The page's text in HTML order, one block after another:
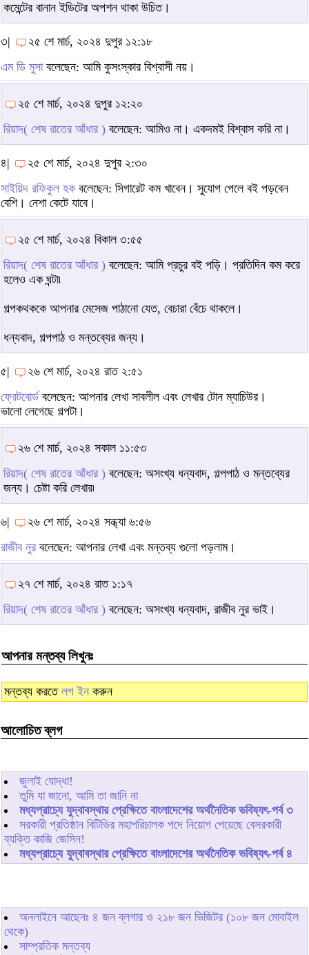
কমেন্টের বানান ইডিটের অপশন থাকা উচিত।
৩|
২৫ শে মার্চ, ২০২৪ দুপুর ১২:১৮
এম ডি মুসাবলেছেন: আমি কুসংস্কার বিশ্বাসী নয়।
২৫ শে মার্চ, ২০২৪ দুপুর ১২:২০
রিয়াদ( শেষ রাতের আঁধার ) বলেছেন: আমিও না। একদমই বিশ্বাস করি না।
৪|
২৫ শে মার্চ, ২০২৪ দুপুর ২:৩০
সাইয়িদ রফিকুল হকবলেছেন: সিগারেট কম খাবেন। সুযোগ পেলে বই পড়বেন
বেশি। নেশা কেটে যাবে।
২৫ শে মার্চ, ২০২৪ বিকাল ৩:৫৫
রিয়াদ( শেষ রাতের আঁধার ) বলেছেন: আমি প্রচুর বই পড়ি। প্রতিদিন কম করে
হলেও এক ঘন্টা৷
গল্পকথককে আপনার মেসেজ পাঠানো যেত, বেচারা বেঁচে থাকলে।
ধন্যবাদ, গল্পপাঠ ও মন্তব্যের জন্য।
৫|
২৬ শে মার্চ, ২০২৪ রাত ২:৫১
ফ্রেটবোর্ড বলেছেন: আপনার লেখা সাবলীল এবং লেখার টোন ম্যাচিউর।
ভালো লেগেছে গল্পটা।
২৬ শে মার্চ, ২০২৪ সকাল ১১:৫৩
রিয়াদ( শেষ রাতের আঁধার ) বলেছেন: অসংখ্য ধন্যবাদ, গল্পপাঠ ও মন্তব্যের
জন্য। চেষ্টা করি লেখার৷
৬|
২৬ শে মার্চ, ২০২৪ সন্ধ্যা ৬:৫৬
রাজীব নুর বলেছেন: আপনার লেখা এবং মন্তব্য গুলো পড়লাম।
২৭ শে মার্চ, ২০২৪ রাত ১:১৭
রিয়াদ( শেষ রাতের আঁধার ) বলেছেন: অসংখ্য ধন্যবাদ, রাজীব নুর ভাই।
আপনার মন্তব্য লিখুনঃ
মন্তব্য করতে লগ ইন করুন
আলোচিত ব্লগ
জুলাই যোদ্ধা!
তুমি যা জানো, আমি তা জানি না
মধ্যপ্রাচ্যে যুদ্বাবস্থার প্রেক্ষিতে বাংলাদেশের অর্থনৈতিক ভবিষ্যৎ-পর্ব ৩
সরকারী প্রতিষ্ঠান বিটিভির মহাপরিচালক পদে নিয়োগ পেয়েছে বেসরকারী
ব্যক্তি কাজি জেসিন!
মধ্যপ্রাচ্যে যুদ্বাবস্থার প্রেক্ষিতে বাংলাদেশের অর্থনৈতিক ভবিষ্যৎ-পর্ব ৪
অনলাইনে আছেনঃ ৪ জন ব্লগার ও ২১৮জন ভিজিটর (১০৮ জন মোবাইল
থেকে)
সাম্প্রতিক মন্তব্য